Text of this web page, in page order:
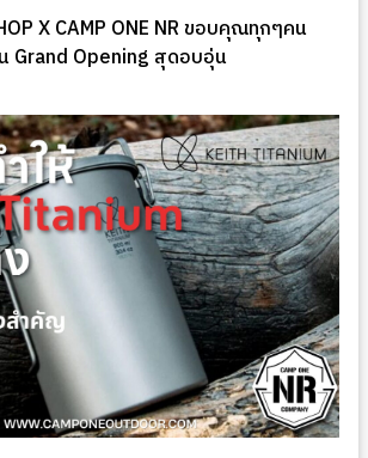
X CAMP ONE NR ขอบคุณทุกๆคน
Grand Opening สุดอบอุ่น